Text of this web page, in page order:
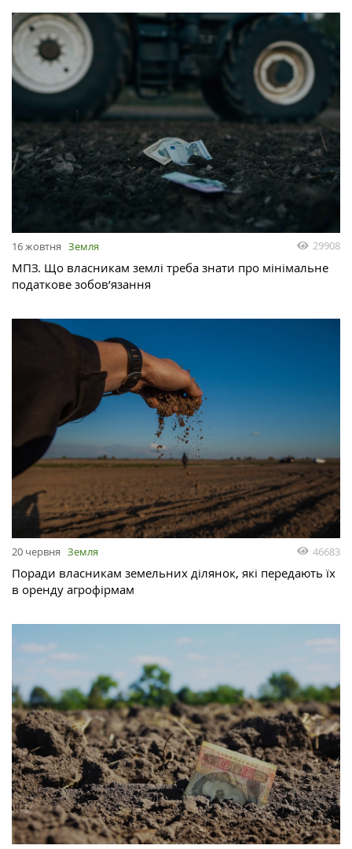
16 жовтня Земля 29908
МПЗ. Що власникам землі треба знати про мінімальне
податкове зобов’язання
20 червня Земля 46683
Поради власникам земельних ділянок, які передають їх
в оренду агрофірмам